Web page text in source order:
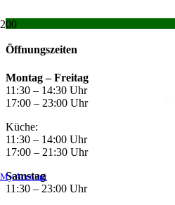
My Account
Öffnungszeiten
Montag –Freitag
11:30 – 14:30 Uhr
17:00 – 23:00 Uhr
Küche:
11:30 – 14:00 Uhr
17:00 – 21:30 Uhr
Samstag
11:30 – 23:00 Uhr